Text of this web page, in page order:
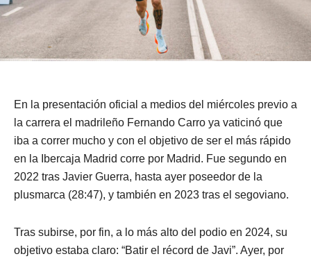
En la presentación oficial a medios del miércoles previo a
la carrera el madrileño Fernando Carro ya vaticinó que
iba a correr mucho y con el objetivo de ser el más rápido
en la Ibercaja Madrid corre por Madrid. Fue segundo en
2022 tras Javier Guerra, hasta ayer poseedor de la
plusmarca (28:47), y también en 2023 tras el segoviano.
Tras subirse, por fin, a lo más alto del podio en 2024, su
objetivo estaba claro: “Batir el récord de Javi”. Ayer, por